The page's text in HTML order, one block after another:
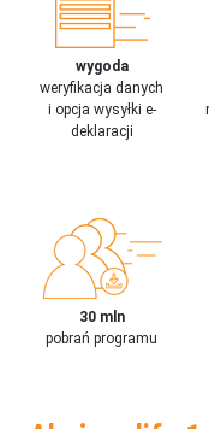
wygoda
weryfikacja danych
i opcja wysyłki e-
deklaracji
30 mln
pobrań programu